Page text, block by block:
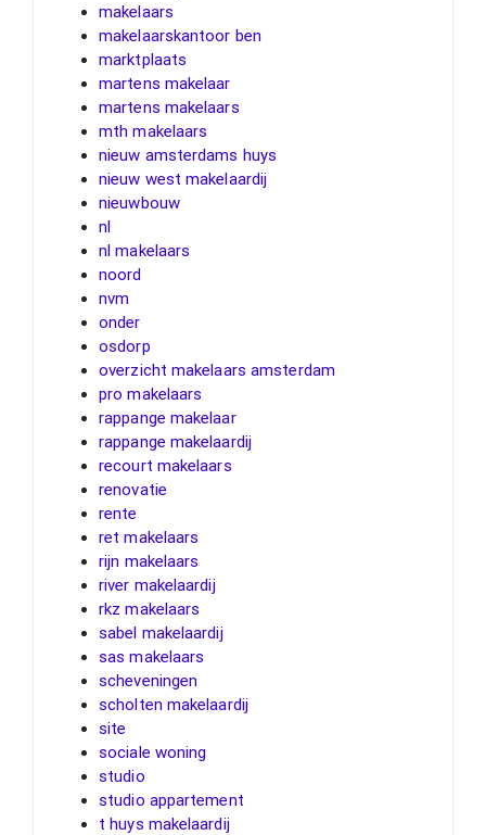
makelaars
makelaarskantoor ben
marktplaats
martens makelaar
martens makelaars
mth makelaars
nieuw amsterdams huys
nieuw west makelaardij
nieuwbouw
nl
nl makelaars
noord
nvm
onder
osdorp
overzicht makelaars amsterdam
pro makelaars
rappange makelaar
rappange makelaardij
recourt makelaars
renovatie
rente
ret makelaars
rijn makelaars
river makelaardij
rkz makelaars
sabel makelaardij
sas makelaars
scheveningen
scholten makelaardij
site
sociale woning
studio
studio appartement
t huys makelaardij